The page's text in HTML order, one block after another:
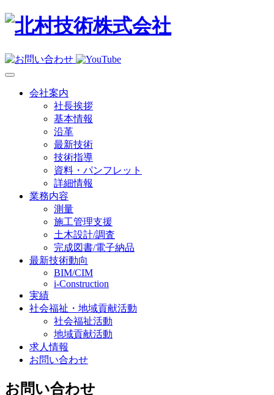
会社案内
社長挨拶
基本情報
沿革
最新技術
技術指導
資料・パンフレット
詳細情報
業務内容
測量
施工管理支援
土木設計/調査
完成図書/電子納品
最新技術動向
BIM/CIM
i-Construction
実績
社会福祉・地域貢献活動
社会福祉活動
地域貢献活動
求人情報
お問い合わせ
お問い合わせ